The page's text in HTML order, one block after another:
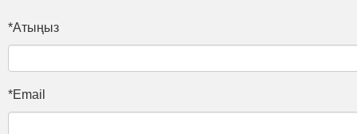
*Атыңыз
*Email